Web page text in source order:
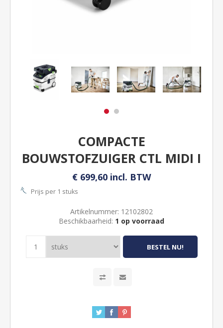
COMPACTE
BOUWSTOFZUIGER CTL MIDI I
€ 699,60 incl. BTW
Prijs per 1 stuks
Artikelnummer: 12102802
Beschikbaarheid: 1 op voorraad